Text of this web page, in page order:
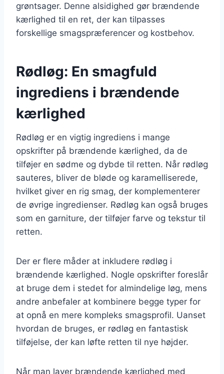
grøntsager. Denne alsidighed gør brændende
kærlighed til en ret, der kan tilpasses
forskellige smagspræferencer og kostbehov.
Rødløg: En smagfuld
ingrediens i brændende
kærlighed
Rødløg er en vigtig ingrediens i mange
opskrifter på brændende kærlighed, da de
tilføjer en sødme og dybde til retten. Når rødløg
sauteres, bliver de bløde og karamelliserede,
hvilket giver en rig smag, der komplementerer
de øvrige ingredienser. Rødløg kan også bruges
som en garniture, der tilføjer farve og tekstur til
retten.
Der er flere måder at inkludere rødløg i
brændende kærlighed. Nogle opskrifter foreslår
at bruge dem i stedet for almindelige løg, mens
andre anbefaler at kombinere begge typer for
at opnå en mere kompleks smagsprofil. Uanset
hvordan de bruges, er rødløg en fantastisk
tilføjelse, der kan løfte retten til nye højder.
Når man laver brændende kærlighed med